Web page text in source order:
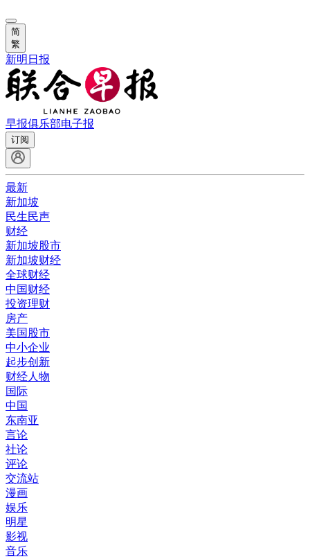
简
繁
新明日报
早报俱乐部电子报
订阅
最新
新加坡
民生民声
财经
新加坡股市
新加坡财经
全球财经
中国财经
投资理财
房产
美国股市
中小企业
起步创新
财经人物
国际
中国
东南亚
言论
社论
评论
交流站
漫画
娱乐
明星
影视
音乐